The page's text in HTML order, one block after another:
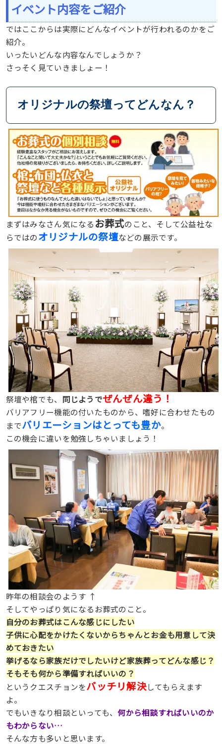
イベント内容をご紹介
ではここからは実際にどんなイベントが行われるのかをご
紹介。
いったいどんな内容なんでしょうか？
さっそく見ていきましょー！
オリジナルの祭壇ってどんなん？
まずはみなさん気になる お葬式のこと、そして公益社な
らではのオリジナルの祭壇などの展示です。
祭壇や棺でも、 同じようでぜんぜん違う！
バリアフリー機能の付いたものから、嗜好に合わせたもの
までバリエーションはとっても豊か。
この機会に違いを勉強しちゃいましょう！
昨年の相談会のようす ↑
そしてやっぱり気になるお葬式のこと。
自分のお葬式はこんな感じにしたい
子供に心配をかけたくないからちゃんとお金も用意して決
めておきたい
挙げるなら家族だけでしたいけど家族葬ってどんな感じ？
そもそも何から準備すればいいの？
というクエスチョンをバッチリ解決してもらえます
よ。
でもいきなり相談といっても、何から相談すればいいのか
もわからない…
そんな方も多いと思います。